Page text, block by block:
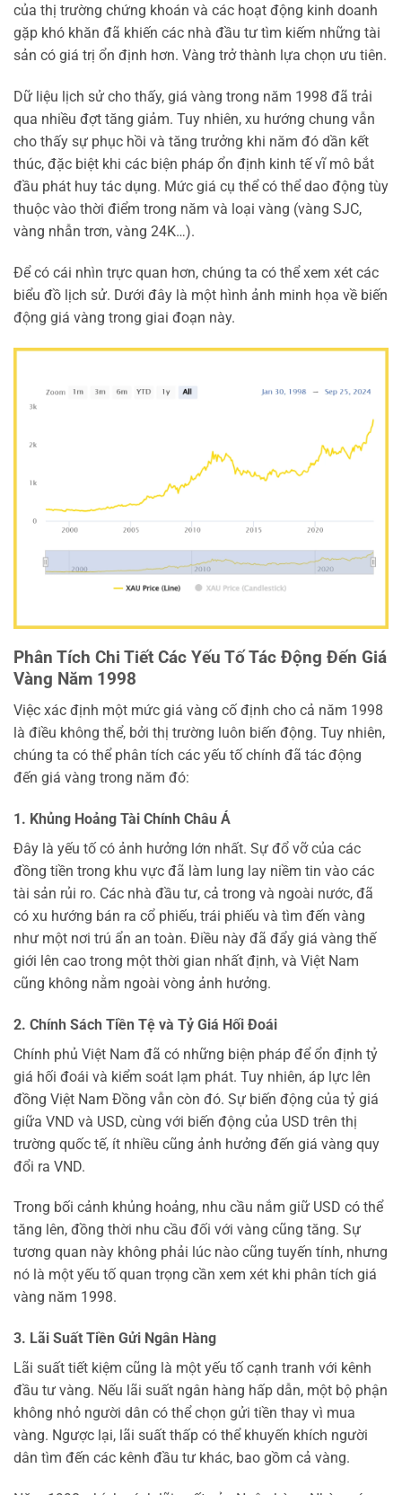
của thị trường chứng khoán và các hoạt động kinh doanh
gặp khó khăn đã khiến các nhà đầu tư tìm kiếm những tài
sản có giá trị ổn định hơn. Vàng trở thành lựa chọn ưu tiên.
Dữ liệu lịch sử cho thấy, giá vàng trong năm 1998 đã trải
qua nhiều đợt tăng giảm. Tuy nhiên, xu hướng chung vẫn
cho thấy sự phục hồi và tăng trưởng khi năm đó dần kết
thúc, đặc biệt khi các biện pháp ổn định kinh tế vĩ mô bắt
đầu phát huy tác dụng. Mức giá cụ thể có thể dao động tùy
thuộc vào thời điểm trong năm và loại vàng (vàng SJC,
vàng nhẫn trơn, vàng 24K…).
Để có cái nhìn trực quan hơn, chúng ta có thể xem xét các
biểu đồ lịch sử. Dưới đây là một hình ảnh minh họa về biến
động giá vàng trong giai đoạn này.
Phân Tích Chi Tiết Các Yếu Tố Tác Động Đến Giá
Vàng Năm 1998
Việc xác định một mức giá vàng cố định cho cả năm 1998
là điều không thể, bởi thị trường luôn biến động. Tuy nhiên,
chúng ta có thể phân tích các yếu tố chính đã tác động
đến giá vàng trong năm đó:
1. Khủng Hoảng Tài Chính Châu Á
Đây là yếu tố có ảnh hưởng lớn nhất. Sự đổ vỡ của các
đồng tiền trong khu vực đã làm lung lay niềm tin vào các
tài sản rủi ro. Các nhà đầu tư, cả trong và ngoài nước, đã
có xu hướng bán ra cổ phiếu, trái phiếu và tìm đến vàng
như một nơi trú ẩn an toàn. Điều này đã đẩy giá vàng thế
giới lên cao trong một thời gian nhất định, và Việt Nam
cũng không nằm ngoài vòng ảnh hưởng.
2. Chính Sách Tiền Tệ và Tỷ Giá Hối Đoái
Chính phủ Việt Nam đã có những biện pháp để ổn định tỷ
giá hối đoái và kiểm soát lạm phát. Tuy nhiên, áp lực lên
đồng Việt Nam Đồng vẫn còn đó. Sự biến động của tỷ giá
giữa VND và USD, cùng với biến động của USD trên thị
trường quốc tế, ít nhiều cũng ảnh hưởng đến giá vàng quy
đổi ra VND.
Trong bối cảnh khủng hoảng, nhu cầu nắm giữ USD có thể
tăng lên, đồng thời nhu cầu đối với vàng cũng tăng. Sự
tương quan này không phải lúc nào cũng tuyến tính, nhưng
nó là một yếu tố quan trọng cần xem xét khi phân tích giá
vàng năm 1998.
3. Lãi Suất Tiền Gửi Ngân Hàng
Lãi suất tiết kiệm cũng là một yếu tố cạnh tranh với kênh
đầu tư vàng. Nếu lãi suất ngân hàng hấp dẫn, một bộ phận
không nhỏ người dân có thể chọn gửi tiền thay vì mua
vàng. Ngược lại, lãi suất thấp có thể khuyến khích người
dân tìm đến các kênh đầu tư khác, bao gồm cả vàng.